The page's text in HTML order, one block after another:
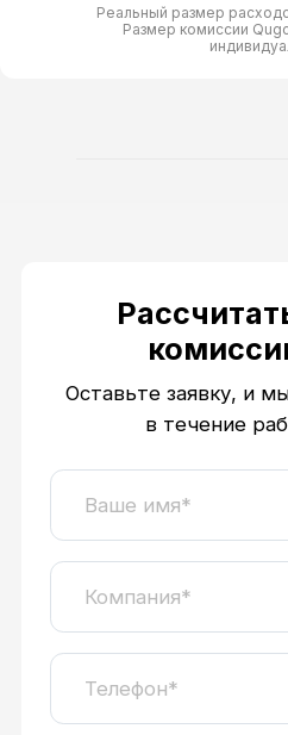
Реальный размер
Размер комиссии
в течение рабочего дня
Выражаю согласие наобработку
персональных данных
Отправляя форму, вы
конфиденциальности
Отправить
Возможности
Массовые выплаты